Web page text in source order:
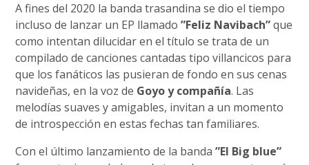
A fines del 2020 la banda trasandina se dio el tiempo
incluso de lanzar un EP llamado”Feliz Navibach”que
como intentan dilucidar en el título se trata de un
compilado de canciones cantadas tipo villancicos para
que los fanáticos las pusieran de fondo en sus cenas
navideñas, en la voz de Goyo y compañía. Las
melodías suaves y amigables, invitan a un momento
de introspección en estas fechas tan familiares.
Con el último lanzamiento de la banda”El Big blue”